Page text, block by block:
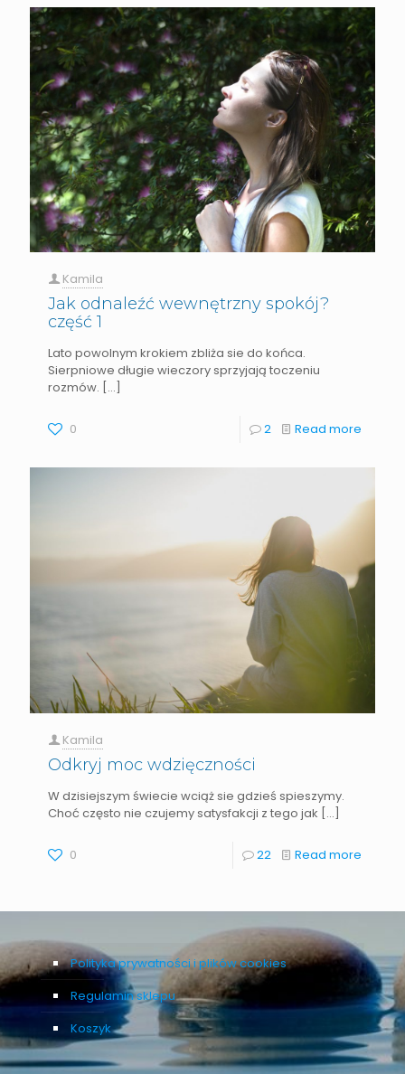
Kamila
Jak odnaleźć wewnętrzny spokój?
część 1
Lato powolnym krokiem zbliża sie do końca.
Sierpniowe długie wieczory sprzyjają toczeniu
rozmów. […]
0 2 Read more
Kamila
Odkryj moc wdzięczności
W dzisiejszym świecie wciąż sie gdzieś spieszymy.
Choć często nie czujemy satysfakcji z tego jak […]
0 22 Read more
Polityka prywatności i plików cookies
Regulamin sklepu
Koszyk